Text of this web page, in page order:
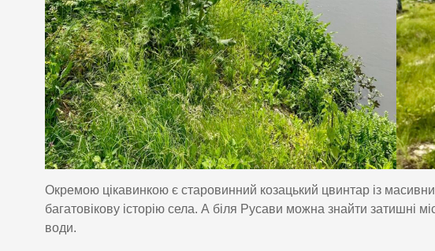
Окремою цікавинкою є старовинний козацький цвинтар із
багатовікову історію села. А біля Русави можна знайти затишні
води.